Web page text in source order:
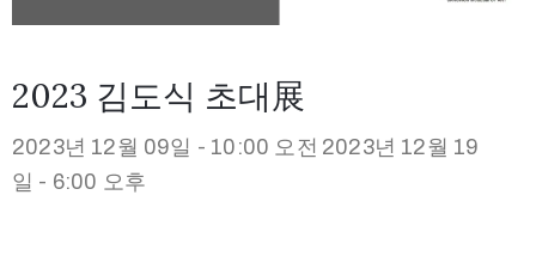
2023 김도식 초대展
2023년 12월 09일 - 10:00 오전 2023년 12월 19
일 - 6:00 오후